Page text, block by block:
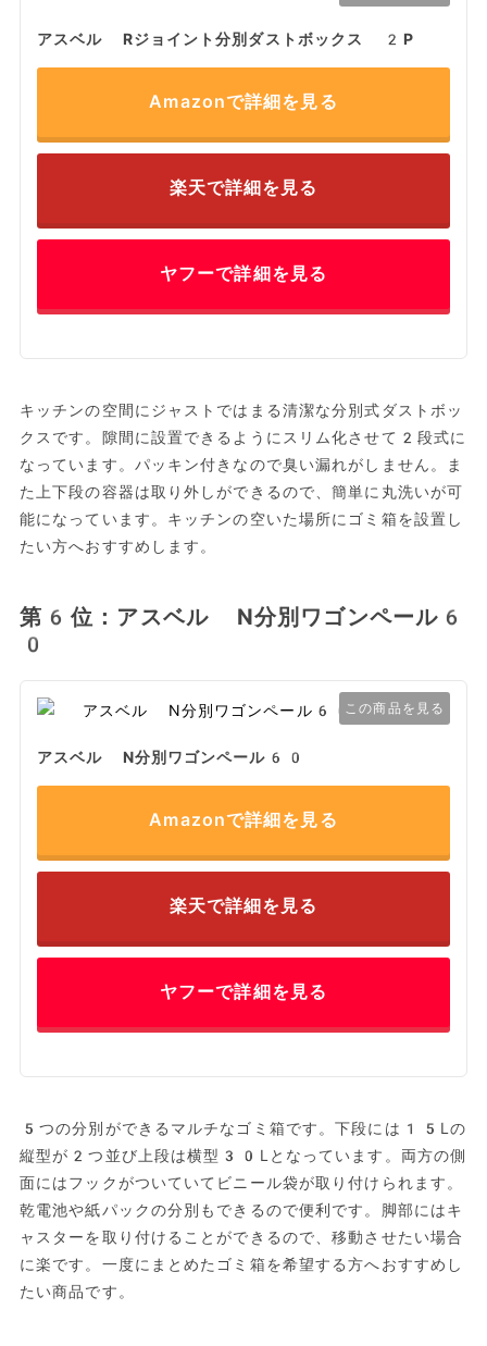
アスベル Rジョイント分別ダストボックス 2P
Amazonで詳細を見る
楽天で詳細を見る
ヤフーで詳細を見る
キッチンの空間にジャストではまる清潔な分別式ダストボッ
クスです。隙間に設置できるようにスリム化させて2段式に
なっています。パッキン付きなので臭い漏れがしません。ま
た上下段の容器は取り外しができるので、簡単に丸洗いが可
能になっています。キッチンの空いた場所にゴミ箱を設置し
たい方へおすすめします。
第6位：アスベル N分別ワゴンペール6
0
この商品を見る
アスベル N分別ワゴンペール60
Amazonで詳細を見る
楽天で詳細を見る
ヤフーで詳細を見る
5つの分別ができるマルチなゴミ箱です。下段には15Lの
縦型が2つ並び上段は横型30Lとなっています。両方の側
面にはフックがついていてビニール袋が取り付けられます。
乾電池や紙パックの分別もできるので便利です。脚部にはキ
ャスターを取り付けることができるので、移動させたい場合
に楽です。一度にまとめたゴミ箱を希望する方へおすすめし
たい商品です。